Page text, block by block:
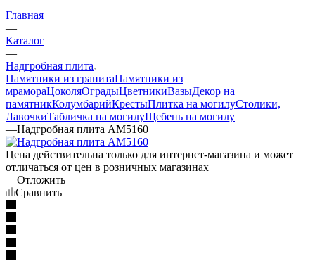
Главная
—
Каталог
—
Надгробная плита
Памятники из гранитаПамятники из
мрамораЦоколяОградыЦветникиВазыДекор на
памятникКолумбарийКрестыПлитка на могилуСтолики,
ЛавочкиТабличка на могилуЩебень на могилу
—Надгробная плита AM5160
Цена действительна только для интернет-магазина и может
отличаться от цен в розничных магазинах
Отложить
Сравнить